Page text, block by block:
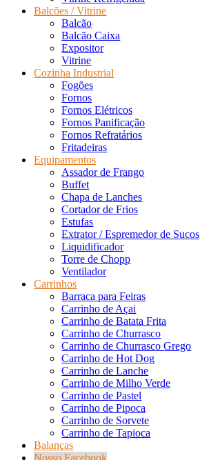
Balcões / Vitrine
Balcão
Balcão Caixa
Expositor
Vitrine
Cozinha Industrial
Fogões
Fornos
Fornos Elétricos
Fornos Panificação
Fornos Refratários
Fritadeiras
Equipamentos
Assador de Frango
Buffet
Chapa de Lanches
Cortador de Frios
Estufas
Extrator / Espremedor de Sucos
Liquidificador
Torre de Chopp
Ventilador
Carrinhos
Barraca para Feiras
Carrinho de Açai
Carrinho de Batata Frita
Carrinho de Churrasco
Carrinho de Churrasco Grego
Carrinho de Hot Dog
Carrinho de Lanche
Carrinho de Milho Verde
Carrinho de Pastel
Carrinho de Pipoca
Carrinho de Sorvete
Carrinho de Tapioca
Balanças
Nosso Facebook